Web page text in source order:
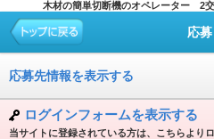
木材の簡単切断機のオペレーター 2
応募
応募先情報を表示する
ログインフォームを表示する
当サイトに登録されている方は、こちらより